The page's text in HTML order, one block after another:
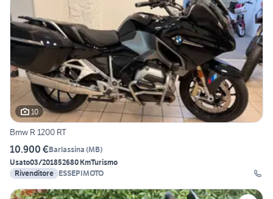
10
Bmw R 1200 RT
10.900 €Barlassina (MB)
Usato03/201852680 KmTurismo
Rivenditore ESSEPIMOTO